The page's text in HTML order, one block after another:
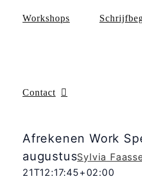
Workshops
Contact
Afrekenen Work
augustusSylvia
21T12:17:45+02:00